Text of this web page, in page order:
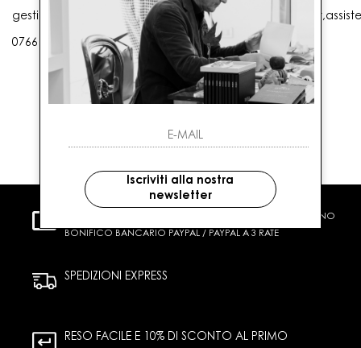
0766 25656
CARTA DI CREDITO CONTRASSEGNO
BONIFICO BANCARIO PAYPAL / PAYPAL A 3 RATE
SPEDIZIONI EXPRESS
RESO FACILE E 10% DI SCONTO AL PRIMO
Iscriviti alla nostra
newsletter